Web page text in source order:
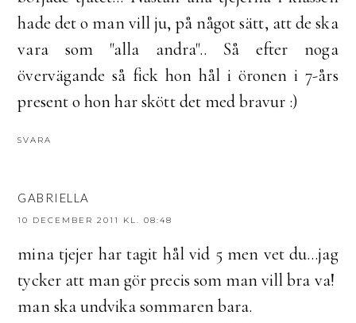
hade det o man vill ju, på något sätt, att de ska
vara som "alla andra".. Så efter noga
övervägande så fick hon hål i öronen i 7-års
present o hon har skött det med bravur :)
SVARA
GABRIELLA
10 DECEMBER 2011 KL. 08:48
mina tjejer har tagit hål vid 5 men vet du...jag
tycker att man gör precis som man vill bra va!
man ska undvika sommaren bara.